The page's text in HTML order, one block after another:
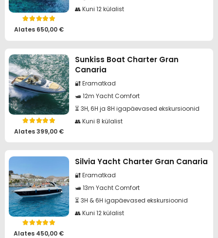
Hinnanguga
Alates 650,00 €
👥 Kuni 12 külalist
Hinnanguga
Alates399,00 €
Sunkiss Boat Charter Gran
Canaria
🔐 Eramatkad
🛥️ 12m Yacht Comfort
⏳ 3H, 6H ja 8H igapäevased ekskursioonid
👥 Kuni 8 külalist
Hinnanguga
Alates 450,00 €
Silvia Yacht Charter Gran Canaria
🔐 Eramatkad
🛥️ 13m Yacht Comfort
⏳ 3H & 6H igapäevased ekskursioonid
👥 Kuni 12 külalist